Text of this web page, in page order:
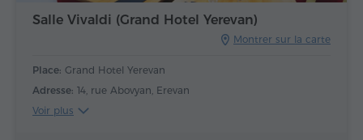
Salle Vivaldi (Grand Hotel Yerevan)
Montrer sur la carte
Place: Grand Hotel Yerevan
Adresse: 14, rue Abovyan, Erevan
Voir plus